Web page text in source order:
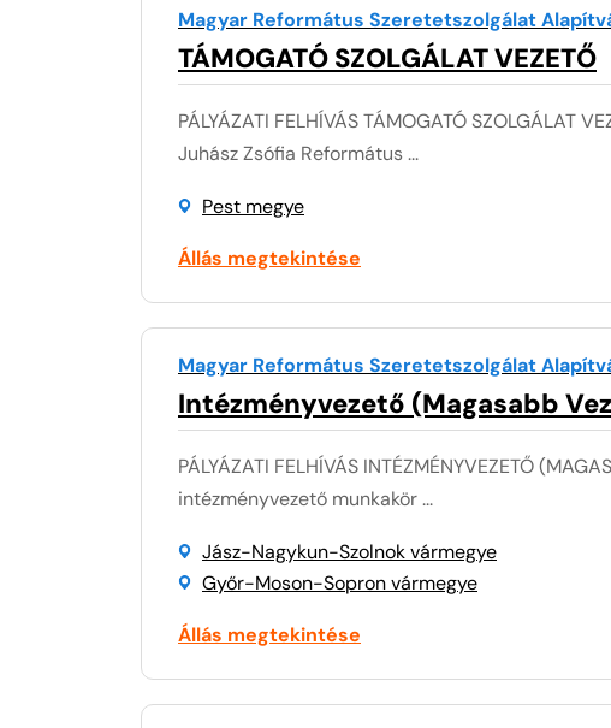
Magyar Református Szeretetszolgálat
TÁMOGATÓ SZOLGÁLAT VEZETŐ
PÁLYÁZATI FELHÍVÁS TÁMOGATÓ SZOLGÁLAT
Juhász Zsófia Református ...
Pest megye
Állás megtekintése
Magyar Református Szeretetszolgálat
Intézményvezető (Magasabb
PÁLYÁZATI FELHÍVÁS INTÉZMÉNYVEZETŐ
intézményvezető munkakör ...
Jász-Nagykun-Szolnok vármegye
Győr-Moson-Sopron vármegye
Állás megtekintése